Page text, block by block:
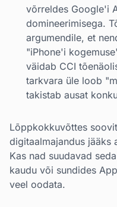
võrreldes Google'i
domineerimisega.
argumendile, et
"iPhone'i
väidab CCI
tarkvara üle loob
takistab ausat
Lõppkokkuvõttes
digitaalmajandus jääks
Kas nad suudavad
kaudu või sundides
veel oodata.